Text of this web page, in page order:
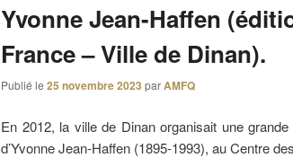
Yvonne Jean-Haffen
France – Ville de Dinan).
Publié le 25 novembre 2023 parAMFQ
En 2012, la ville de Dinan organisait une
d’Yvonne Jean-Haffen (1895-1993), au Centre